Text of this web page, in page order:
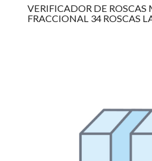
VERIFICADOR DE ROSCAS
FRACCIONAL 34 ROSCAS